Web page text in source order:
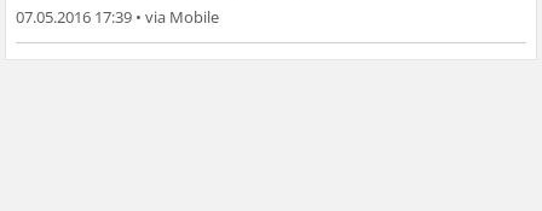
07.05.2016 17:39 •